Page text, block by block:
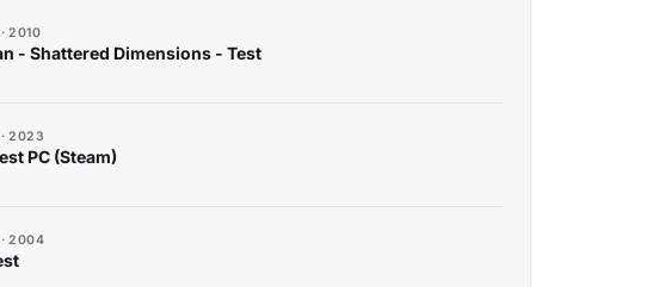
2010
- Shattered Dimensions - Test
2023
PC (Steam)
2004